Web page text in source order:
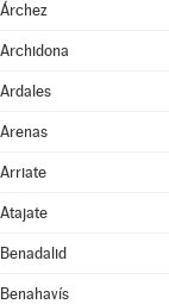
Árchez
Archidona
Ardales
Arenas
Arriate
Atajate
Benadalid
Benahavís